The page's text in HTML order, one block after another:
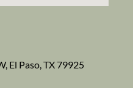
El Paso, TX 79925